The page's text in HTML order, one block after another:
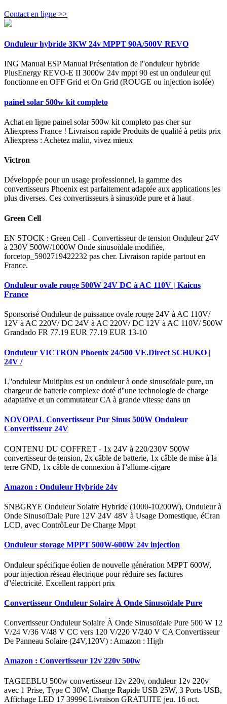
Contact en ligne >>
Onduleur hybride 3KW 24v MPPT 90A/500V REVO
ING Manual ESP Manual Présentation de l''onduleur hybride
PlusEnergy REVO-E II 3000w 24v mppt 90 est un onduleur qui
fonctionne en OFF Grid et On Grid (ROUGE ou injection isolée)
painel solar 500w kit completo
Achat en ligne painel solar 500w kit completo pas cher sur
Aliexpress France ! Livraison rapide Produits de qualité à petits prix
Aliexpress : Achetez malin, vivez mieux
Victron
Développée pour un usage professionnel, la gamme des
convertisseurs Phoenix est parfaitement adaptée aux applications les
plus diverses. Ces convertisseurs à sinusoïde pure et à haut
Green Cell
EN STOCK : Green Cell - Convertisseur de tension Onduleur 24V
à 230V 500W/1000W Onde sinusoïdale modifiée,
forcetop_5902719422232 pas cher. Livraison rapide partout en
France.
Onduleur ovale rouge 500W 24V DC à AC 110V | Kaicus
France
Sponsorisé Onduleur de puissance ovale rouge 24V à AC 110V/
12V à AC 220V/ DC 24V à AC 220V/ DC 12V à AC 110V/ 500W
Grandado FR 77.19 EUR 77.19 EUR 13-10
Onduleur VICTRON Phoenix 24/500 VE.Direct SCHUKO |
24V /
L''onduleur Multiplus est un onduleur à onde sinusoïdale pure, un
chargeur de batterie complexe doté d''une technologie de charge
adaptative et un commutateur CA à grande vitesse dans un
NOVOPAL Convertisseur Pur Sinus 500W Onduleur
Convertisseur 24V
CONTENU DU COFFRET - 1x 24V à 220/230V 500W
convertisseur de tension, 2x câble de batterie, 1x câble de mise à la
terre GND, 1x câble de connexion à l''allume-cigare
Amazon : Onduleur Hybride 24v
SNBGRYE Onduleur Solaire Hybride (1000-10200W), Onduleur à
Onde SinusoïDale Pure 12V 24V 48V à Usage Domestique, éCran
LCD, avec ContrôLeur De Charge Mppt
Onduleur storage MPPT 500W-600W 24v injection
Onduleur spécifique éolien de nouvelle génération MPPT 600W,
pour injection réseau électrique pour réduire ses factures
d''électricité. Excellent rapport prix
Convertisseur Onduleur Solaire À Onde Sinusoïdale Pure
Convertisseur Onduleur Solaire À Onde Sinusoïdale Pure 500 W 12
V/24 V/36 V/48 V CC vers 120 V/220 V/240 V CA Convertisseur
De Panneau Solaire (24V,120V) : Amazon : High
Amazon : Convertisseur 12v 220v 500w
TAGEEBLU 500w convertisseur 12v 220v, onduleur 12v 220v
avec 1 Prise, Type C 30W, Charge Rapide USB 25W, 3 Ports USB,
Affichage LED 17 3999€ Livraison GRATUITE jeu. 16 oct.